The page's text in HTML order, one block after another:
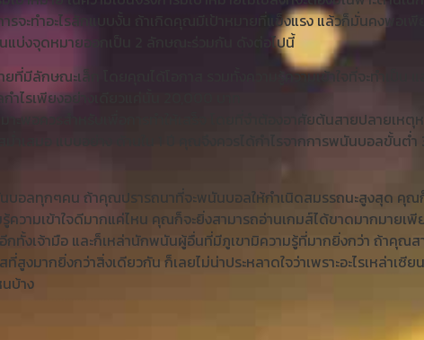
ะทำอะไรสักแบบงั้น ถ้าเกิดคุณมีเป้าหมายที่แข็งแรง แล้วก็มั่นคงพอเพีย
แบ่งจุดหมายออกเป็น 2 ลักษณะร่วมกัน ดังต่อไปนี้
มีลักษณะเล็ก โดยคุณได้โอกาส รวมทั้งความรู้ความเข้าใจที่จะทำเป็น แล
ไรเพียงอย่างเดียวแค่นั้น 20,000 บาท
ะพอควรสำหรับเพื่อการทำให้เสร็จ โดยที่จำต้องอาศัยต้นสายปลายเหตุห
สม่ำเสมอ แบบอย่าง ด้านใน 1 ปี คุณจึงควรได้กำไรจากการพนันบอลขั้นต่
นบอลทุกๆคน ถ้าคุณปรารถนาที่จะพนันบอลให้กำเนิดสมรรถนะสูงสุด คุณ
ความเข้าใจดีมากแค่ไหน คุณก็จะยิ่งสามารถอ่านเกมส์ได้ขาดมากมายเ
กทั้งเจ้ามือ และก็เหล่านักพนันผู้อื่นที่มีภูเขามิความรู้ที่มากยิ่งกว่า ถ้าคุณส
มากยิ่งกว่าสิ่งเดียวกัน ก็เลยไม่น่าประหลาดใจว่าเพราะอะไรเหล่าเซี
บ้าง